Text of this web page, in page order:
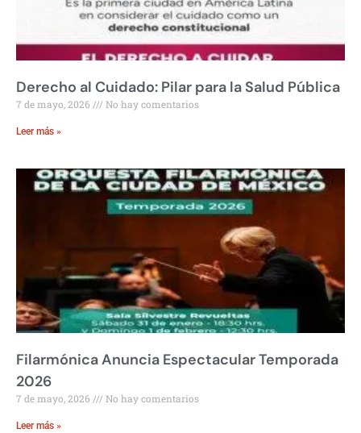
Derecho al Cuidado: Pilar para la Salud Pública
7 de mayo, 2026 No hay comentarios
Leer más »
Filarmónica Anuncia Espectacular Temporada
2026
7 de mayo, 2026 No hay comentarios
Leer más »